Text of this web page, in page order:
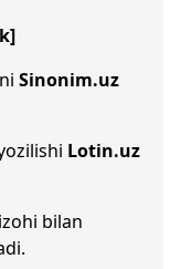
Sinonim.uz
Lotin.uz
bilan